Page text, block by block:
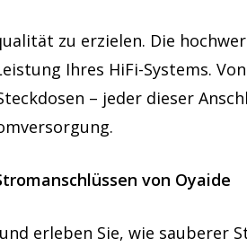
zu erzielen. Die
Ihres HiFi-Systems.
– jeder dieser
von Oyaide
erleben Sie, wie